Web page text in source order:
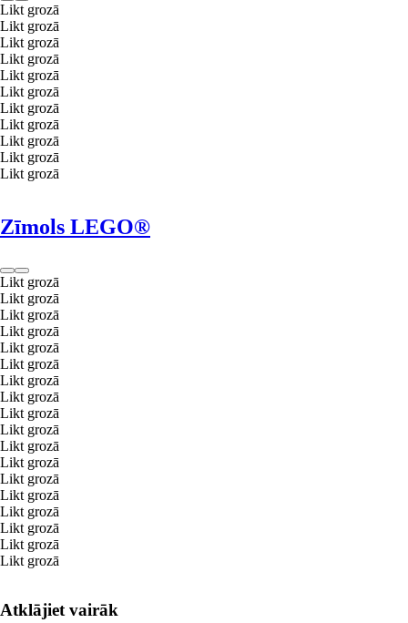
Likt grozā
Likt grozā
Likt grozā
Likt grozā
Likt grozā
Likt grozā
Likt grozā
Likt grozā
Likt grozā
Likt grozā
Likt grozā
Zīmols LEGO®
Likt grozā
Likt grozā
Likt grozā
Likt grozā
Likt grozā
Likt grozā
Likt grozā
Likt grozā
Likt grozā
Likt grozā
Likt grozā
Likt grozā
Likt grozā
Likt grozā
Likt grozā
Likt grozā
Likt grozā
Likt grozā
Atklājiet vairāk